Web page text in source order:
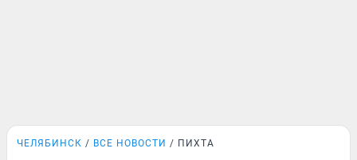
ЧЕЛЯБИНСК ВСЕ НОВОСТИ ПИХТА